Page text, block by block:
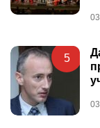
5